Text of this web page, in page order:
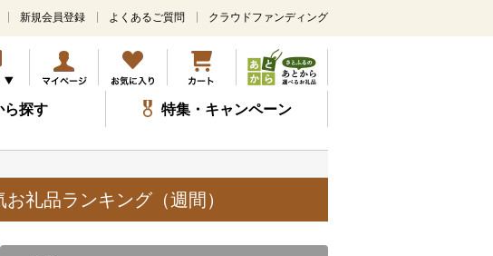
メ
ン
コ
ン
テ
ツ
キ
ッ
プ
新規会員登録 よくあるご質問 クラウドファンディング
ら探す 特集・キャンペーン
礼品ランキング（週間）